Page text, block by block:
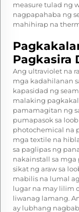
measure tulad ng
nagpapahaba ng
mahihirap na
Pagkasira
Ang ultraviolet na
mga kadahilanan
kapasidad ng
malaking
pamamagitan ng
pumapasok sa
photochemical na
mga textile na
sa paglipas ng
nakainstall sa
sikat ng araw sa
mabilis na lumal
lugar na may lilim
liwanag lamang.
ay lubhang